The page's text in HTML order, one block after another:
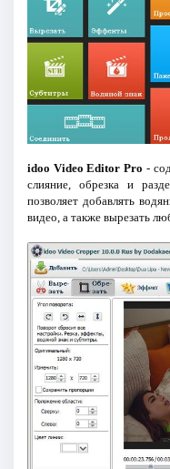
idoo Video Editor Pro -
слияние, обрезка и
позволяет добавлять
видео, а также вырезать